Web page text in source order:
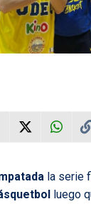
la serie
luego